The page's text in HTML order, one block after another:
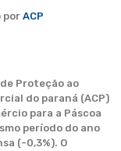
por ACP
Proteção ao
do paraná (ACP)
para a Páscoa
período do ano
(-0,3%). O